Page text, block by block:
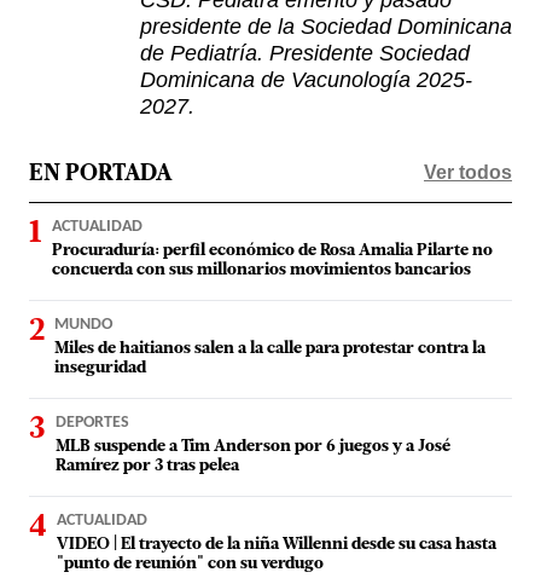
presidente de la Sociedad Dominicana
de Pediatría. Presidente Sociedad
Dominicana de Vacunología 2025-
2027.
EN PORTADA Ver todos
ACTUALIDAD
Procuraduría: perfil económico de Rosa Amalia Pilarte no
concuerda con sus millonarios movimientos bancarios
MUNDO
Miles de haitianos salen a la calle para protestar contra la
inseguridad
DEPORTES
MLB suspende a Tim Anderson por 6 juegos y a José
Ramírez por 3 tras pelea
ACTUALIDAD
VIDEO | El trayecto de la niña Willenni desde su casa hasta
"punto de reunión" con su verdugo